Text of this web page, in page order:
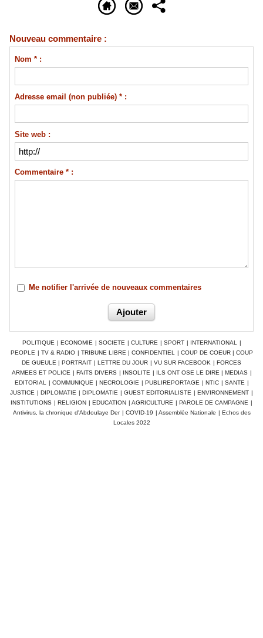
Nouveau commentaire :
Nom * :
Adresse email (non publiée) * :
Site web :
Commentaire * :
Me notifier l'arrivée de nouveaux commentaires
POLITIQUE | ECONOMIE | SOCIETE | CULTURE | SPORT | INTERNATIONAL
|
PEOPLE | TV & RADIO | TRIBUNE LIBRE | CONFIDENTIEL | COUP DE COEUR | COUP
DE GUEULE | PORTRAIT | LETTRE DU JOUR | VU SUR FACEBOOK | FORCES
ARMEES ET POLICE | FAITS DIVERS | INSOLITE | ILS ONT OSE LE DIRE | MEDIAS |
EDITORIAL
| COMMUNIQUE | NECROLOGIE | PUBLIREPORTAGE | NTIC | SANTE |
JUSTICE | DIPLOMATIE | DIPLOMATIE | GUEST EDITORIALISTE | ENVIRONNEMENT |
INSTITUTIONS | RELIGION | EDUCATION | AGRICULTURE | PAROLE DE CAMPAGNE |
Antivirus, la chronique d'Abdoulaye Der | COVID-19 | Assemblée Nationale | Echos des
Locales 2022